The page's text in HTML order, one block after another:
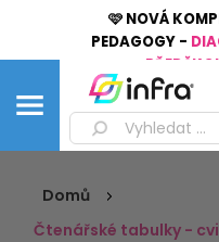
🩷 NOVÁ
PEDAGOGY -
Domů
Čtenářské tabulky -